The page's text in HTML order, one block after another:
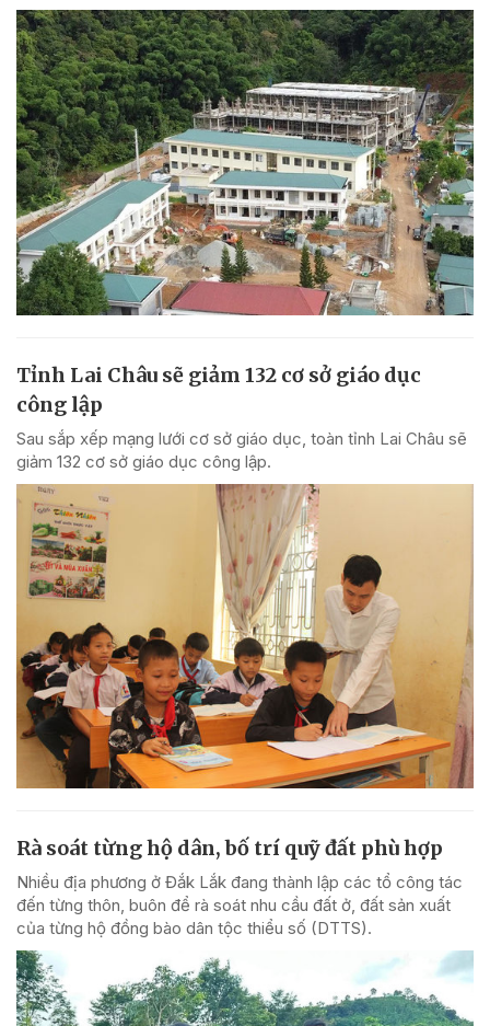
Tỉnh Lai Châu sẽ giảm 132 cơ sở giáo dục
công lập
Sau sắp xếp mạng lưới cơ sở giáo dục, toàn tỉnh Lai Châu sẽ
giảm 132 cơ sở giáo dục công lập.
Rà soát từng hộ dân, bố trí quỹ đất phù hợp
Nhiều địa phương ở Đắk Lắk đang thành lập các tổ công tác
đến từng thôn, buôn để rà soát nhu cầu đất ở, đất sản xuất
của từng hộ đồng bào dân tộc thiểu số (DTTS).